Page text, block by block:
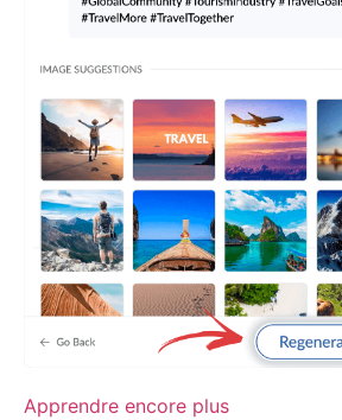
Apprendre encore plus